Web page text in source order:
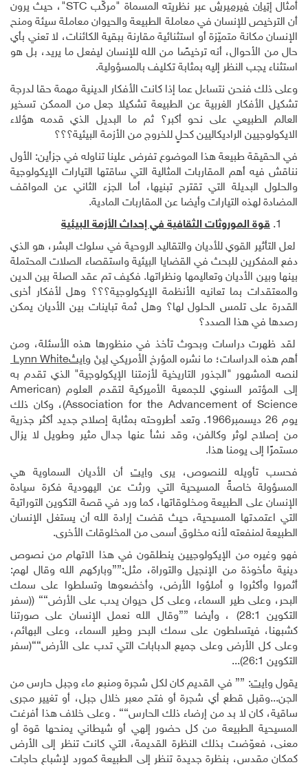
أمثال إتيان فيرميرشعبر نظريته المسماة "مركَّب STC"، حيث يرون
أن الترخيص للإنسان في معاملة الطبيعة والحيوان معاملة سيئة ومنح
الإنسان مكانة متميّزة أو استثنائية مقارنة ببقية الكائنات، لا تعني بأي
حال من الأحوال، أنه ترخيصًا من الله للإنسان ليفعل ما يريد، بل هو
استثناء يجب النظر إليه بمثابة تكليف بالمسؤولية.
وعلى ذلك فنحن نتساءل عما إذا كانت الأفكار الدينية مهمة حقا لدرجة
تشكيل الأفكار الغربية عن الطبيعة تشكيلا جعل من الممكن تسخير
العالم الطبيعي على نحو أكبر؟ ثم ما البديل الذي قدمه هؤلاء
الايكولوجيين الراديكاليين كحلٍ للخروج من الأزمة البيئية؟؟؟
في الحقيقة طبيعة هذا الموضوع تفرض علينا تناوله في جزأين: الأول
نناقش فيه أهم المقاربات المثالية التي ساقتها التيارات الإيكولوجية
والحلول البديلة التي تقترح تبنيها، أما الجزء الثاني عن المواقف
المضادة لهذه التيارات وأيضا عن المقاربات المادية.
قوة الموروثات الثقافية في إحداث الأزمة البيئية
لعل التأثير القوي للأديان والتقاليد الروحية في سلوك البشر، هو الذي
دفع المفكرين للبحث في القضايا البيئية واستقصاء الصلات المحتملة
بينها وبين الأديان وتعاليمها ونظراتها. فكيف تم عقد الصلة بين الدين
والمعتقدات بما تعانيه الأنظمة الإيكولوجية؟؟؟ وهل لأفكار أخرى
القدرة على تلمس الحلول لها؟ وهل ثمة تباينات بين الأديان يمكن
رصدها في هذا الصدد؟
لقد ظهرت دراسات وبحوث تأخذ في منظورها هذه الأسئلة، ومن
أهم هذه الدراسات؛ ما نشره المؤرخ الأمريكيلينْ وايتْLynn White
لنصه المشهور "الجذور التاريخية لأزمتنا الإيكولوجية" الذي تقدم به
إلى المؤتمر السنوي للجمعية الأميركية لتقدم العلوم (American
Association for the Advancement of Science)، وكان ذلك
يوم26
ديسمبر1966. وتعد أطروحته بمثابة إصلاح جديد أكثر جذرية
من إصلاح لوثر وكالفن، وقد نشأ عنها جدال مثير وطويل لا يزال
مستمرًا إلى يومنا هذا.
فحسب تأويله للنصوص، يرى وايت أن الأديان السماوية هي
المسؤولة خاصةً المسيحية التي ورثت عن اليهودية فكرة سيادة
الإنسان على الطبيعة ومخلوقاتها، كما ورد في قصة التكوين التوراتية
التي اعتمدتها المسيحية، حيث قضت إرادة الله أن يستغل الإنسان
الطبيعة لمنفعته لأنه مخلوق أسمى من المخلوقات الأخرى.
فهو وغيره من الإيكولوجيين ينطلقون في هذا الاتهام من نصوص
دينية مأخوذة من الإنجيل والتوراة، مثل:{{وباركهم الله وقال لهم:
أثمروا وأكثروا و أملؤوا الأرض، وأخضعوها وتسلطوا على سمك
البحر، وعلى طير السماء، وعلى كل حيوان يدب على الأرض}} ()سفر
التكوين 28:1) ، وأيضا {{وقال الله نعمل الإنسان على صورتنا
كشبهنا، فيتسلطون على سمك البحر وطير السماء، وعلى البهائم،
وعلى كل الأرض وعلى جميع الدبابات التي تدب على الأرض}}(سفر
التكوين 26:1)...
يقولوايت: {{ في القديم كان لكل شجرة ومنبع ماء وجبل حارس من
الجن...وقبل قطع أي شجرة أو فتح معبر خلال جبل، أو تغيير مجرى
ساقية، كان لا بد من إرضاء ذلك الحارس}} . وعلى خلاف هذا أفرغت
المسيحية الطبيعة من كل حضور إلهي أو شيطاني يمنحها قوة أو
معنى، فعوّضت بذلك النظرة القديمة، التي كانت تنظر إلى الأرض
كمكان مقدس، بنظرة جديدة تنظر إلى الطبيعة كمورد لإشباع حاجات